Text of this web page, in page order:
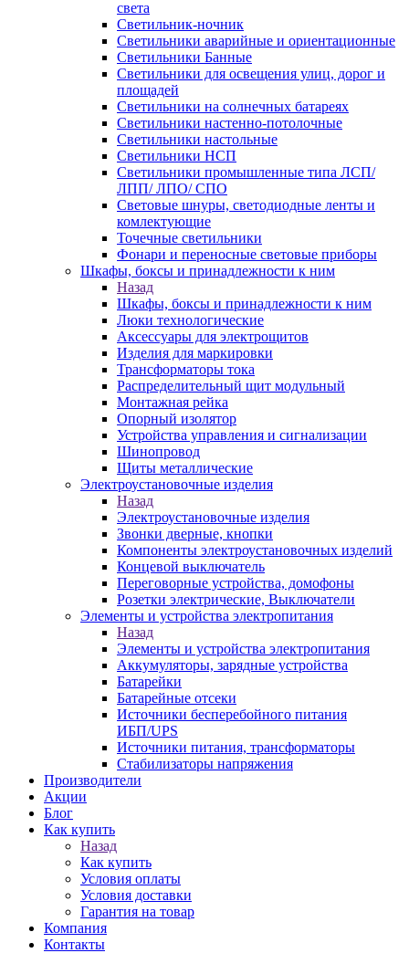
света
Светильник-ночник
Светильники аварийные и ориентационные
Светильники Банные
Светильники для освещения улиц, дорог и
площадей
Светильники на солнечных батареях
Светильники настенно-потолочные
Светильники настольные
Светильники НСП
Светильники промышленные типа ЛСП/
ЛПП/ ЛПО/ СПО
Световые шнуры, светодиодные ленты и
комлектующие
Точечные светильники
Фонари и переносные световые приборы
Шкафы, боксы и принадлежности к ним
Назад
Шкафы, боксы и принадлежности к ним
Люки технологические
Аксессуары для электрощитов
Изделия для маркировки
Трансформаторы тока
Распределительный щит модульный
Монтажная рейка
Опорный изолятор
Устройства управления и сигнализации
Шинопровод
Щиты металлические
Электроустановочные изделия
Назад
Электроустановочные изделия
Звонки дверные, кнопки
Компоненты электроустановочных изделий
Концевой выключатель
Переговорные устройства, домофоны
Розетки электрические, Выключатели
Элементы и устройства электропитания
Назад
Элементы и устройства электропитания
Аккумуляторы, зарядные устройства
Батарейки
Батарейные отсеки
Источники бесперебойного питания
ИБП/UPS
Источники питания, трансформаторы
Стабилизаторы напряжения
Производители
Акции
Блог
Как купить
Назад
Как купить
Условия оплаты
Условия доставки
Гарантия на товар
Компания
Контакты